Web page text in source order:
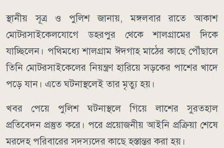
স্থানীয় সূত্র ও পুলিশ জানায়, মঙ্গলবার রাতে আকাশ
মোটরসাইকেলযোগে ডহরপুর থেকে শালগ্রামের দিকে
যাচ্ছিলেন। পথিমধ্যে শালগ্রাম ঈদগাহ মাঠের কাছে পৌঁছালে
তিনি মোটরসাইকেলের নিয়ন্ত্রণ হারিয়ে সড়কের পাশের খাদে
পড়ে যান। এতে ঘটনাস্থলেই তার মৃত্যু হয়।
খবর পেয়ে পুলিশ ঘটনাস্থলে গিয়ে লাশের সুরতহাল
প্রতিবেদন প্রস্তুত করে। পরে প্রয়োজনীয় আইনি প্রক্রিয়া শেষে
মরদেহ পরিবারের সদস্যদের কাছে হস্তান্তর করা হয়।